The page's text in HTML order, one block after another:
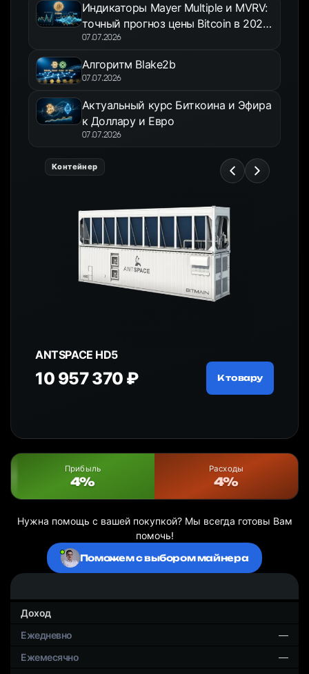
Индикаторы Mayer Multiple и MVRV:
точный прогноз цены Bitcoin в 2026
году
07.07.2026
Алгоритм Blake2b
07.07.2026
Актуальный курс Биткоина и Эфира
к Доллару и Евро
07.07.2026
Контейнер
ANTSPACE HD5
10 957 370 ₽ К товару
Прибыль
4%
Расходы
4%
Нужна помощь с вашей покупкой? Мы всегда готовы Вам
помочь!
Поможем с выбором майнера
Доход
—
—